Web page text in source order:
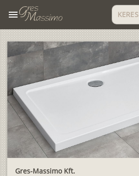
menu
Gres-Massimo Kft.